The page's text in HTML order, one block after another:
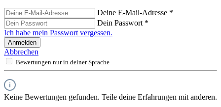
Deine E-Mail-Adresse *
Dein Passwort *
Ich habe mein Passwort vergessen.
Anmelden
Abbrechen
Bewertungen nur in deiner Sprache
Keine Bewertungen gefunden. Teile deine Erfahrungen mit anderen.